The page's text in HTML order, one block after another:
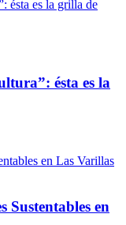
ésta es la
Sustentables en